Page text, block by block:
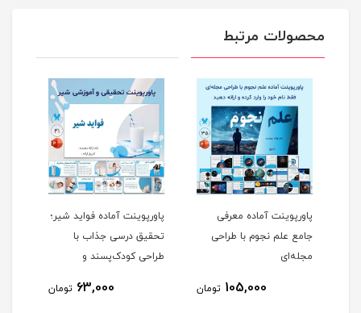
محصولات مرتبط
پاورپوینت آماده معرفی
جامع علم نجوم با طراحی
مجله‌ای
105,000 تومان
پاورپوینت آماده فواید شیر؛
تحقیق درسی جذاب با
طراحی کودک‌پسند و
63,000 تومان